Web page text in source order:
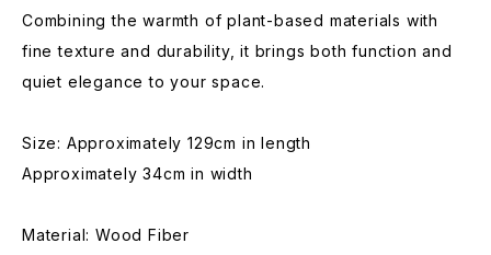
Combining the warmth of plant-based materials with
fine texture and durability, it brings both function and
quiet elegance to your space.
Size: Approximately 129cm in length
Approximately 34cm in width
Material: Wood Fiber